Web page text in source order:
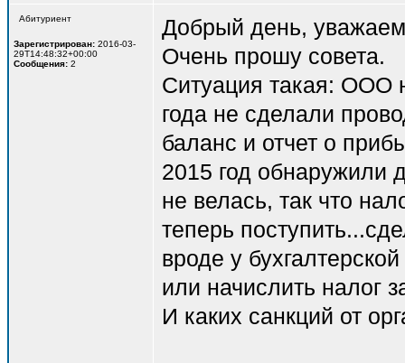
Абитуриент
Зарегистрирован: 2016-03-
29T14:48:32+00:00
Сообщения: 2
Добрый день,
Очень прошу совета.
Ситуация такая: ООО
года не сделали
баланс и отчет о
2015 год обнаружили
не велась, так что
теперь
вроде у
или начислить налог
И каких санкций от